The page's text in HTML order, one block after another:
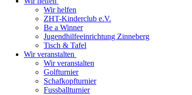
Wir helfen
ZHT-Kinderclub e.V.
Be a Winner
Jugendhilfeeinrichtung Zinneberg
Tisch & Tafel
Wir veranstalten
Wir veranstalten
Golfturnier
Schafkopfturnier
Fussballturnier